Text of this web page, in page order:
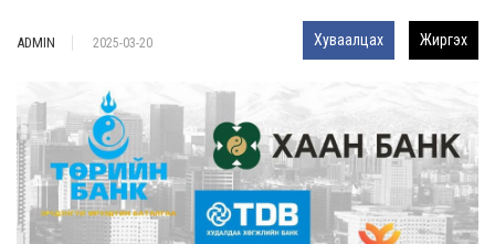
ADMIN 2025-03-20 Хуваалцах Жиргэх